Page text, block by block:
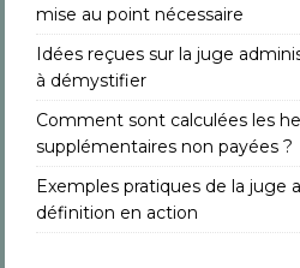
mise au point nécessaire
Idées reçues sur la juge
à démystifier
Comment sont calculées les
supplémentaires non payées ?
Exemples pratiques de la juge
définition en action